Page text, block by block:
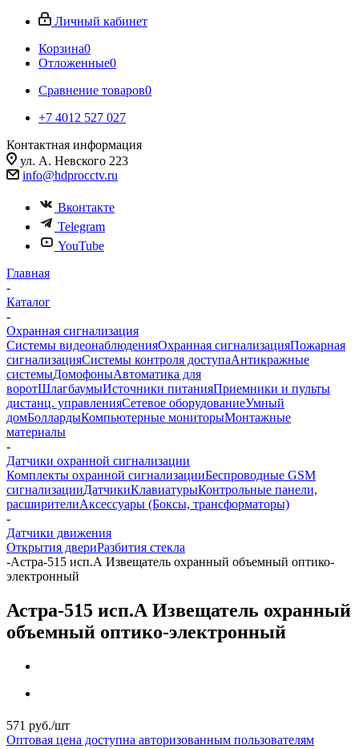
Личный кабинет
Корзина0
Отложенные0
Сравнение товаров0
+7 4012 527 027
Контактная информация
ул. А. Невского 223
info@hdprocctv.ru
Вконтакте
Telegram
YouTube
Главная
-
Каталог
-
Охранная сигнализация
Системы видеонаблюденияОхранная сигнализацияПожарная
сигнализацияСистемы контроля доступаАнтикражные
системыДомофоныАвтоматика для
воротШлагбаумыИсточники питанияПриемники и пульты
дистанц. управленияСетевое оборудованиеУмный
домБоллардыКомпьютерные мониторыМонтажные
материалы
-
Датчики охранной сигнализации
Комплекты охранной сигнализацииБеспроводные GSM
сигнализацииДатчикиКлавиатурыКонтрольные панели,
расширителиАксессуары (Боксы, трансформаторы)
-
Датчики движения
Открытия двериРазбития стекла
-Астра-515 исп.А Извещатель охранный объемный оптико-
электронный
Астра-515 исп.А Извещатель охранный
объемный оптико-электронный
571 руб./шт
Оптовая цена доступна авторизованным пользователям